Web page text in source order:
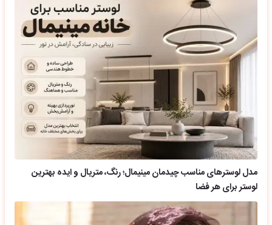
مدل لوسترهای مناسب چیدمان مینیمال؛ رنگ، متریال و ایده بهترین
لوستر برای هر فضا